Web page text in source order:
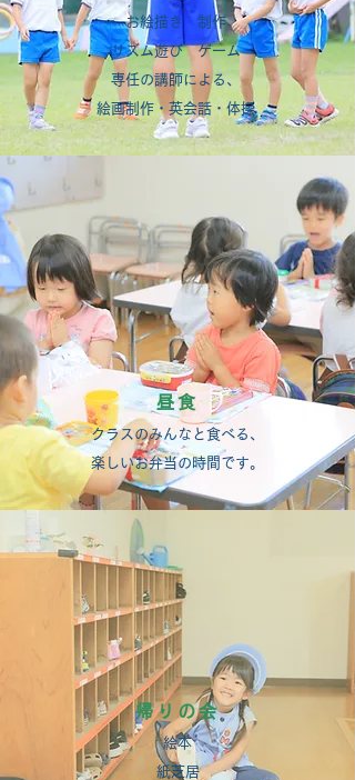
お絵描き 制作
リズム遊び ゲーム
専任の講師による、
絵画制作・英会話・体操
昼食
クラスのみんなと食べる、
楽しいお弁当の時間です。
帰りの会
絵本
紙芝居